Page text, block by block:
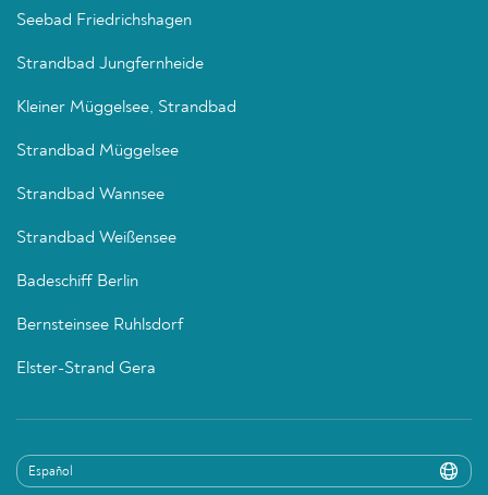
Seebad Friedrichshagen
Strandbad Jungfernheide
Kleiner Müggelsee, Strandbad
Strandbad Müggelsee
Strandbad Wannsee
Strandbad Weißensee
Badeschiff Berlin
Bernsteinsee Ruhlsdorf
Elster-Strand Gera